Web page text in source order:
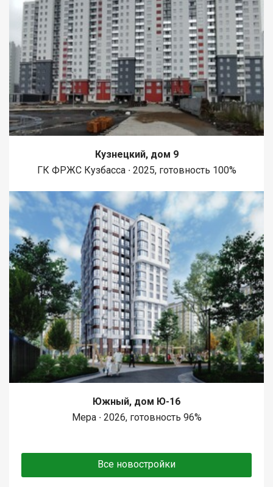
Кузнецкий, дом 9
ГК ФРЖС Кузбасса ∙ 2025, готовность 100%
Южный, дом Ю-16
Мера ∙ 2026, готовность 96%
Все новостройки